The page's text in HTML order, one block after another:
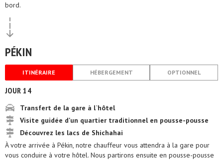
bord.
PÉKIN
ITINÉRAIRE HÉBERGEMENT OPTIONNEL
JOUR 14
Transfert de la gare à l`hôtel
Visite guidée d'un quartier traditionnel en pousse-pousse
Découvrez les lacs de Shichahai
À votre arrivée à Pékin, notre chauffeur vous attendra à la gare pour
vous conduire à votre hôtel. Nous partirons ensuite en pousse-pousse